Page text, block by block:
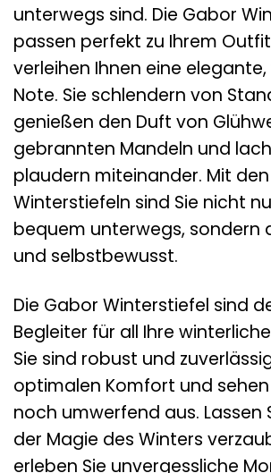
unterwegs sind. Die Gabor
passen perfekt zu Ihrem
verleihen Ihnen eine
Note. Sie schlendern von
genießen den Duft von
gebrannten Mandeln und
plaudern miteinander. Mit
Winterstiefeln sind Sie nicht
bequem unterwegs, sondern
und selbstbewusst.
Die Gabor Winterstiefel sind
Begleiter für all Ihre
Sie sind robust und
optimalen Komfort und
noch umwerfend aus. Lassen
der Magie des Winters
erleben Sie unvergessliche